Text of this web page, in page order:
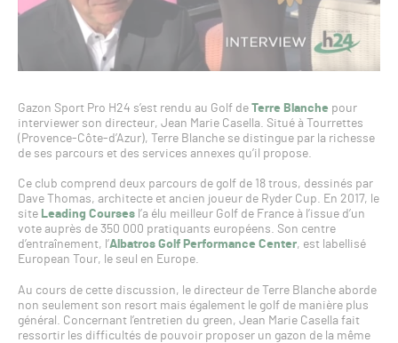
Gazon Sport Pro H24 s’est rendu au Golf de Terre Blanche pour
interviewer son directeur, Jean Marie Casella. Situé à Tourrettes
(Provence-Côte-d’Azur), Terre Blanche se distingue par la richesse
de ses parcours et des services annexes qu’il propose.
Ce club comprend deux parcours de golf de 18 trous, dessinés par
Dave Thomas, architecte et ancien joueur de Ryder Cup. En 2017, le
site Leading Coursesl’a élu meilleur Golf de France à l’issue d’un
vote auprès de 350 000 pratiquants européens. Son centre
d’entraînement, l’Albatros Golf Performance Center, est labellisé
European Tour, le seul en Europe.
Au cours de cette discussion, le directeur de Terre Blanche aborde
non seulement son resort mais également le golf de manière plus
général. Concernant l’entretien du green, Jean Marie Casella fait
ressortir les difficultés de pouvoir proposer un gazon de la même